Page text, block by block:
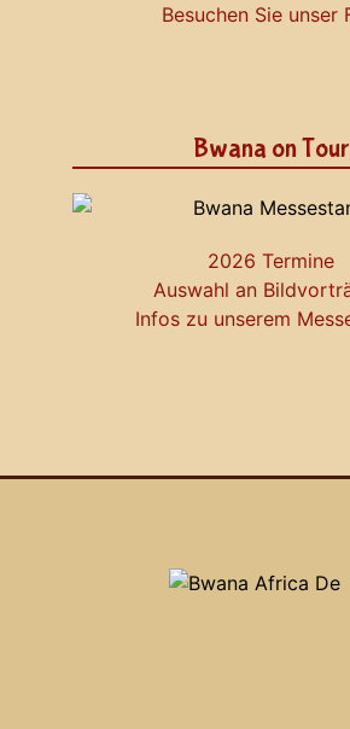
Besuchen Sie unser
Bwana on Tour
2026 Termine
Auswahl an
Infos zu unserem